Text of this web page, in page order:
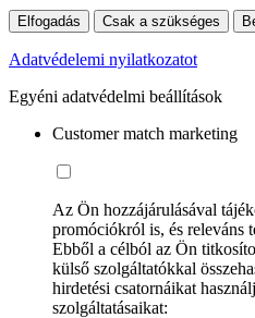
Elfogadás Csak a szükséges
Adatvédelemi nyilatkozatot
Egyéni adatvédelmi beállítások
Customer match marketing
Az Ön hozzájárulásával
promóciókról is, és releváns
Ebből a célból az Ön
külső szolgáltatókkal
hirdetési csatornáikat
szolgáltatásaikat: